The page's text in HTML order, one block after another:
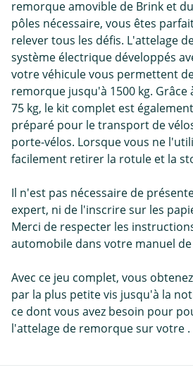
remorque amovible de Brink et
pôles nécessaire, vous êtes
relever tous les défis. L'attelage
système électrique développés
votre véhicule vous permettent
remorque jusqu'à 1500 kg. Grâce
75 kg, le kit complet est
préparé pour le transport de
porte-vélos. Lorsque vous ne
facilement retirer la rotule et la
Il n'est pas nécessaire de
expert, ni de l'inscrire sur les
Merci de respecter les
automobile dans votre manuel
Avec ce jeu complet, vous
par la plus petite vis jusqu'à la
ce dont vous avez besoin pour
l'attelage de remorque sur votre .